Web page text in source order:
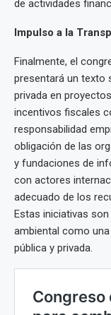
de actividades
Impulso a la
Finalmente, el
presentará un texto
privada en
incentivos fiscales
responsabilidad
obligación de las
y fundaciones de
con actores
adecuado de los
Estas iniciativas
ambiental como
pública y privada.